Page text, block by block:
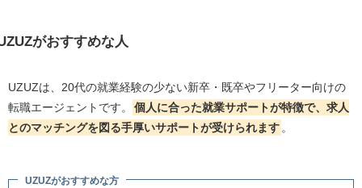
がおすすめな人
UZUZは、20代の就業経験の少ない新卒・既卒やフリーター向けの
転職エージェントです。
個人に合った就業サポートが特徴で、求人
とのマッチングを図る手厚いサポートが受けられます。
UZUZがおすすめな方